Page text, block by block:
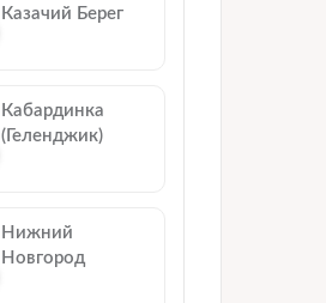
Казачий Берег
Кабардинка
(Геленджик)
Нижний
Новгород